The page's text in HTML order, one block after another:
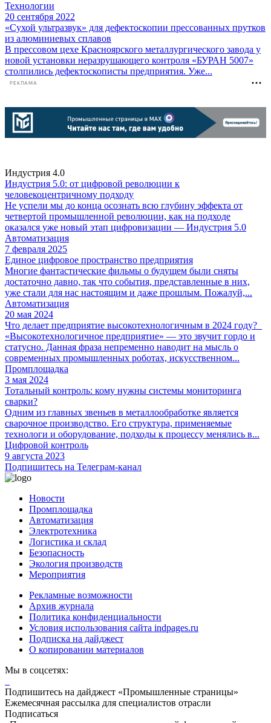
Технологии
20 сентября 2022
«Сухой ультразвук» для дефектоскопии прессованных прутков
из алюминиевых сплавов
В прессовом цехе Красноярского металлургического завода у
новой установки неразрушающего контроля «БУРАН 5007»
столпились дефектоскописты предприятия. Уже...
РЕКЛАМА
Индустрия 4.0
Индустрия 5.0: от цифровой революции к
человекоцентричному подходу
Не успели мы до конца осознать всю глубину эффекта от
четвертой промышленной революции, как на подходе
оказался уже новый этап цифровизации — Индустрия 5.0
Автоматизация
7 февраля 2025
Единое цифровое пространство предприятия
Многие фантастические фильмы о будущем были сняты
достаточно давно, так что события, представленные в них,
уже стали для нас настоящим и даже прошлым. Пожалуй,...
Автоматизация
20 мая 2024
Что делает предприятие высокотехнологичным в 2024 году?
«Высокотехнологичное предприятие» — это звучит гордо и
статусно. Данная фраза непременно наводит на мысль о
современных промышленных роботах, искусственном...
Промплощадка
3 мая 2024
Тотальный контроль: кому нужны системы мониторинга
сварки?
Одним из главных звеньев в металлообработке является
сварочное производство. Его структура, применяемые
технологи и оборудование, подходы к процессу менялись в...
Цифровой контроль
9 августа 2023
Подпишитесь на Телеграм-канал
Новости
Промплощадка
Автоматизация
Электротехника
Логистика и склад
Безопасность
Экология производств
Мероприятия
Рекламные возможности
Архив журнала
Политика конфиденциальности
Условия использования сайта indpages.ru
Подписка на дайджест
О копировании материалов
Мы в соцсетях:
Подпишитесь на дайджест «Промышленные страницы»
Ежемесячная рассылка для специалистов отрасли
Подписаться